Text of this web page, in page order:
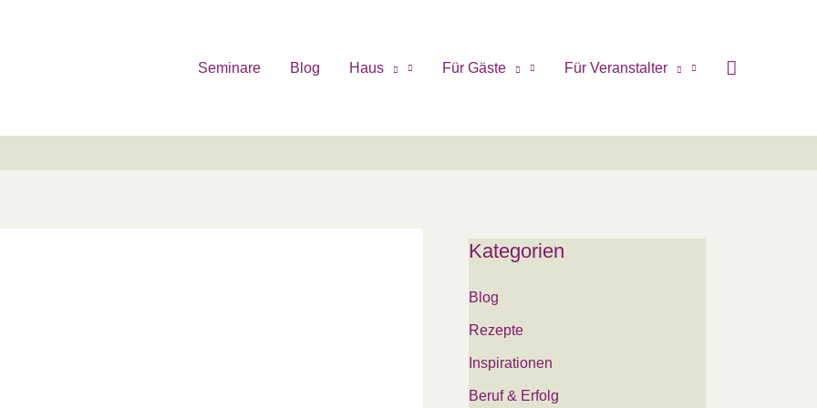
Seminare Blog Haus Für Gäste Für Veranstalter
Kategorien
Blog
Rezepte
Inspirationen
Beruf & Erfolg